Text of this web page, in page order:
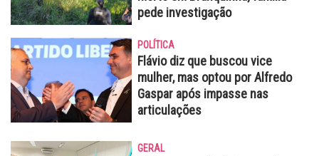
pede investigação
POLÍTICA
Flávio diz que buscou vice
mulher, mas optou por Alfredo
Gaspar após impasse nas
articulações
GERAL